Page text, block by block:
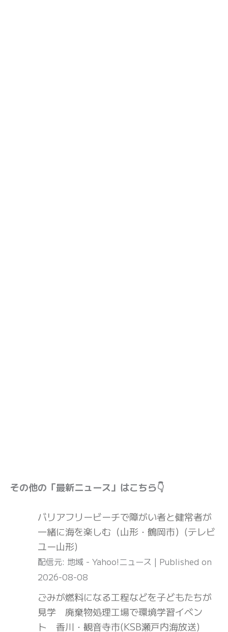
その他の「最新ニュース」はこちら👇
バリアフリービーチで障がい者と健常者が
一緒に海を楽しむ（山形・鶴岡市）(テレビ
ユー山形)
配信元: 地域 - Yahoo!ニュース
Published on
2026-08-08
ごみが燃料になる工程などを子どもたちが
見学 廃棄物処理工場で環境学習イベン
ト 香川・観音寺市(KSB瀬戸内海放送)